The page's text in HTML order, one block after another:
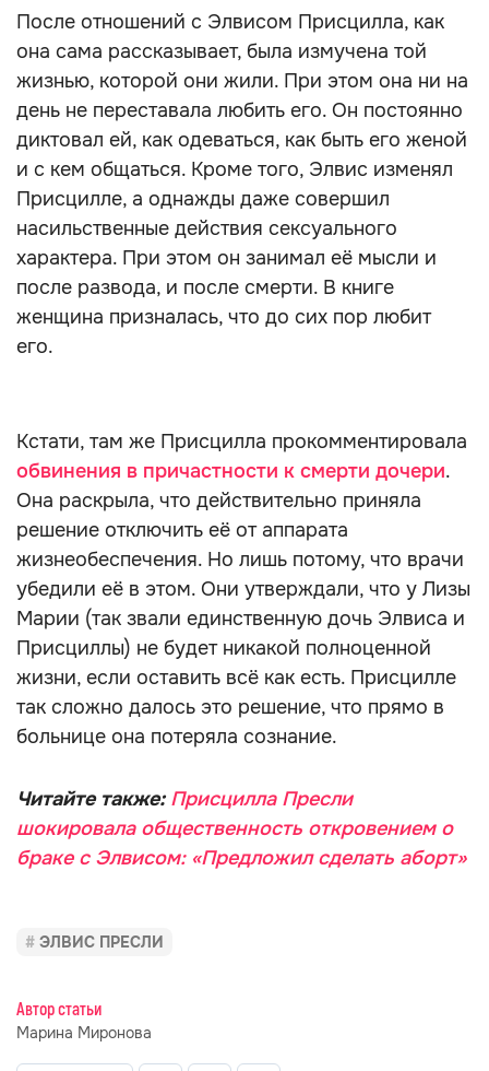
После отношений с Элвисом Присцилла, как
она сама рассказывает, была измучена той
жизнью, которой они жили. При этом она ни на
день не переставала любить его. Он постоянно
диктовал ей, как одеваться, как быть его женой
и с кем общаться. Кроме того, Элвис изменял
Присцилле, а однажды даже совершил
насильственные действия сексуального
характера. При этом он занимал её мысли и
после развода, и после смерти. В книге
женщина призналась, что до сих пор любит
его.
Кстати, там же Присцилла прокомментировала
обвинения в причастности к смерти дочери.
Она раскрыла, что действительно приняла
решение отключить её от аппарата
жизнеобеспечения. Но лишь потому, что врачи
убедили её в этом. Они утверждали, что у Лизы
Марии (так звали единственную дочь Элвиса и
Присциллы) не будет никакой полноценной
жизни, если оставить всё как есть. Присцилле
так сложно далось это решение, что прямо в
больнице она потеряла сознание.
Читайте также: Присцилла Пресли
шокировала общественность откровением о
браке с Элвисом: «Предложил сделать аборт»
ЭЛВИС ПРЕСЛИ
Автор статьи
Марина Миронова